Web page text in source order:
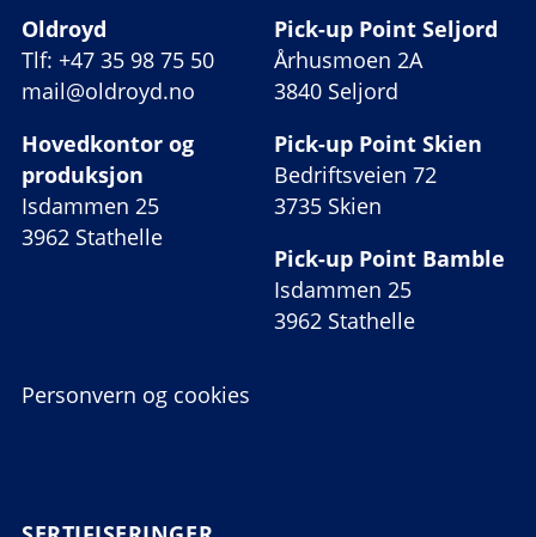
Oldroyd
Tlf: +47 35 98 75 50
mail@oldroyd.no
Hovedkontor og
produksjon
Isdammen 25
3962 Stathelle
Pick-up Point Seljord
Århusmoen 2A
3840 Seljord
Pick-up Point Skien
Bedriftsveien 72
3735 Skien
Pick-up Point Bamble
Isdammen 25
3962 Stathelle
Personvern og cookies